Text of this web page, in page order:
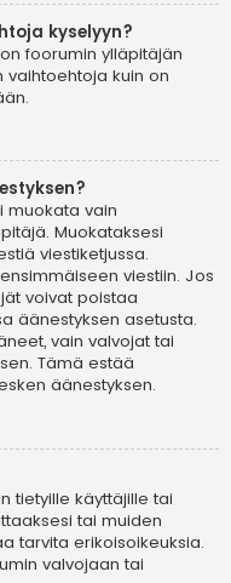
kyselyyn?
foorumin ylläpitäjän
kuin on
muokata vain
Muokataksesi
viestiketjussa.
viestiin. Jos
voivat poistaa
äänestyksen asetusta.
vain valvojat tai
Tämä estää
äänestyksen.
tietyille käyttäjille tai
tai muiden
tarvita erikoisoikeuksia.
valvojaan tai